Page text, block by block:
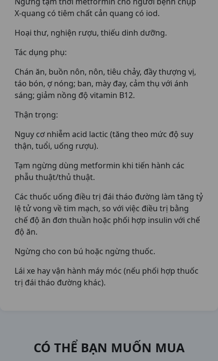
X-quang có tiêm chất cản quang có iod.
Hoại thư, nghiện rượu, thiếu dinh dưỡng.
Tác dụng phụ:
Chán ăn, buồn nôn, nôn, tiêu chảy, đầy thượng vị,
táo bón, ợ nóng; ban, mày đay, cảm thụ với ánh
sáng; giảm nồng độ vitamin B12.
Thận trọng:
Nguy cơ nhiễm acid lactic (tăng theo mức độ suy
thận, tuổi, uống rượu).
Tạm ngừng dùng metformin khi tiến hành các
phẫu thuật/thủ thuật.
Các thuốc uống điều trị đái tháo đường làm tăng tỷ
lệ tử vong về tim mạch, so với việc điều trị bằng
chế độ ăn đơn thuần hoặc phối hợp insulin với chế
độ ăn.
Ngừng cho con bú hoặc ngừng thuốc.
Lái xe hay vận hành máy móc (nếu phối hợp thuốc
trị đái tháo đường khác).
CÓ THỂ BẠN MUỐN MUA